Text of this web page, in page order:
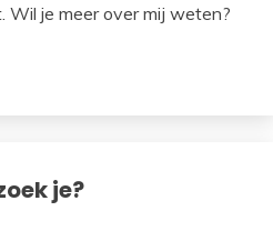
Wil je meer over mij weten?
je?